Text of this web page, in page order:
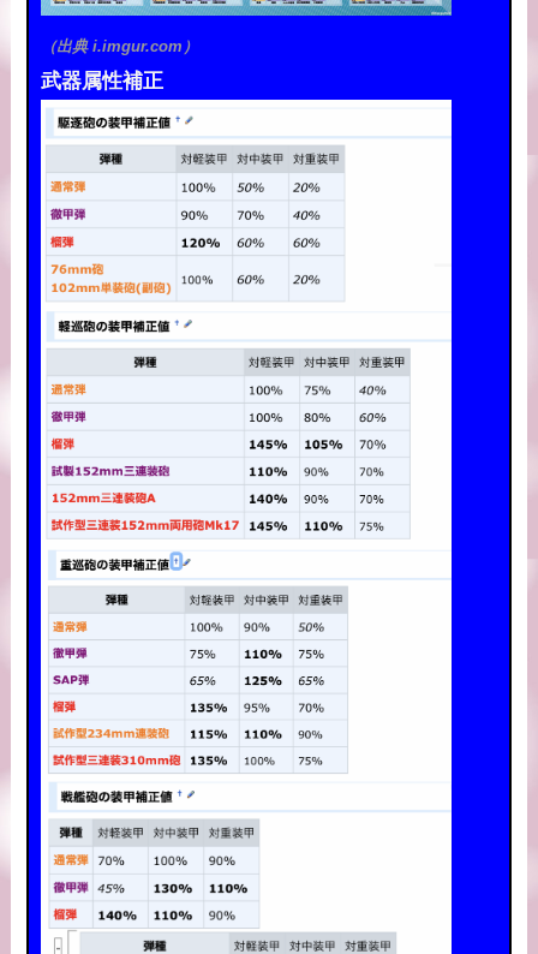
（出典 i.imgur.com）
武器属性補正